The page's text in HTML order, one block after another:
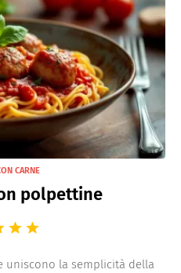
CARNE
polpettine
uniscono la semplicità della